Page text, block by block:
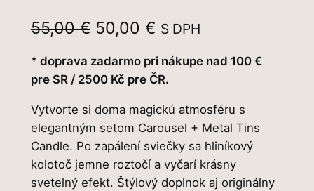
55,00€ P
v
o
d
n
á
50,00 €A
k
t
u
á
l
n
S DPH
* doprava zadarmo pri nákupe nad 100 €
pre SR / 2500 Kč pre ČR.
Vytvorte si doma magickú atmosféru s
elegantným setom Carousel + Metal Tins
Candle. Po zapálení sviečky sa hliníkový
kolotoč jemne roztočí a vyčarí krásny
svetelný efekt. Štýlový doplnok aj originálny